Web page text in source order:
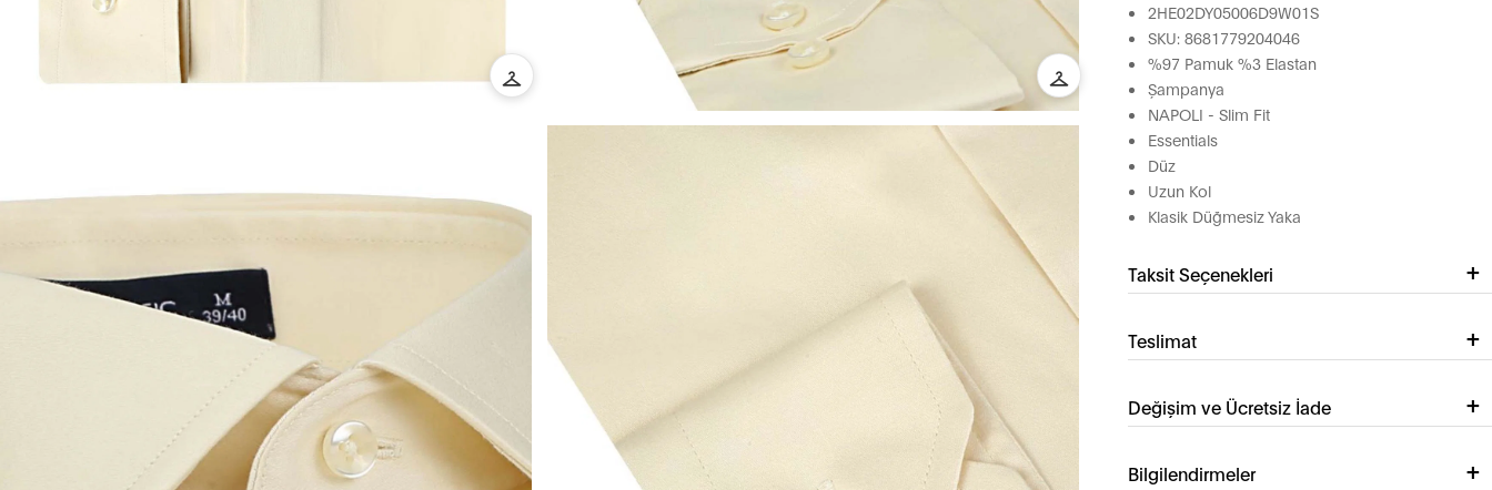
2HE02DY05006D9W01S
SKU: 8681779204046
%97 Pamuk %3 Elastan
Şampanya
NAPOLI - Slim Fit
Essentials
Düz
Uzun Kol
Klasik Düğmesiz Yaka
Taksit Seçenekleri
Teslimat
Değişim ve Ücretsiz İade
Bilgilendirmeler